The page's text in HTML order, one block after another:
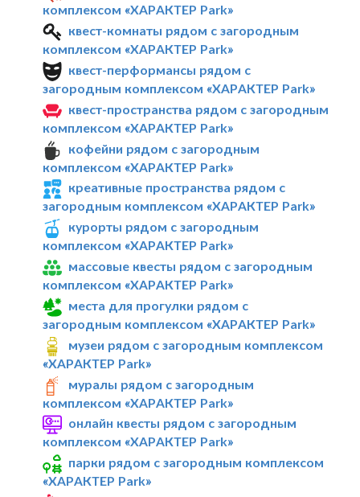
комплексом «ХАРАКТЕР Park»
квест-комнаты рядом с загородным
комплексом «ХАРАКТЕР Park»
квест-перформансы рядом с
загородным комплексом «ХАРАКТЕР Park»
квест-пространства рядом с загородным
комплексом «ХАРАКТЕР Park»
кофейни рядом с загородным
комплексом «ХАРАКТЕР Park»
креативные пространства рядом с
загородным комплексом «ХАРАКТЕР Park»
курорты рядом с загородным
комплексом «ХАРАКТЕР Park»
массовые квесты рядом с загородным
комплексом «ХАРАКТЕР Park»
места для прогулки рядом с
загородным комплексом «ХАРАКТЕР Park»
музеи рядом с загородным комплексом
«ХАРАКТЕР Park»
муралы рядом с загородным
комплексом «ХАРАКТЕР Park»
онлайн квесты рядом с загородным
комплексом «ХАРАКТЕР Park»
парки рядом с загородным комплексом
«ХАРАКТЕР Park»